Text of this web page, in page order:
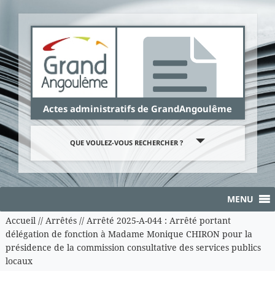
Actes administratifs de GrandAngoulême
QUE VOULEZ-VOUS RECHERCHER ?
MENU
Accueil// Arrêtés// Arrêté 2025-A-044 : Arrêté portant
délégation de fonction à Madame Monique CHIRON pour la
présidence de la commission consultative des services publics
locaux
Panneau de gestion des cookies